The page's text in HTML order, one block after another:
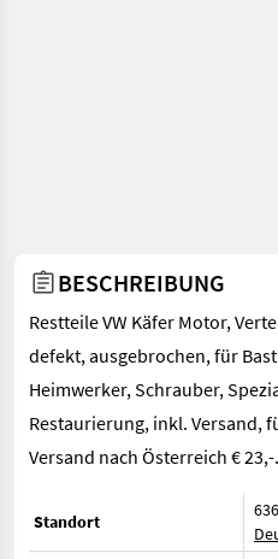
BESCHREIBUNG
Restteile VW Käfer Motor,
defekt, ausgebrochen, für
Heimwerker, Schrauber,
Restaurierung, inkl. Versand,
Versand nach Österreich € 23,-.
Standort